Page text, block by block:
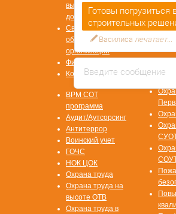
ВРМ СОТ
программа
Аудит/Аутсорсинг
Антитеррор
Воинский учет
ГОЧС
НОК ЦОК
Охрана труда
Охрана труда на
высоте ОТВ
Охрана труда в
выдаваемых
документов
Сведения об
образовательной
организации
Физ. лицам
КонтактыВведите сообщение
Готовы погрузиться
строительных
Василиса печатает...